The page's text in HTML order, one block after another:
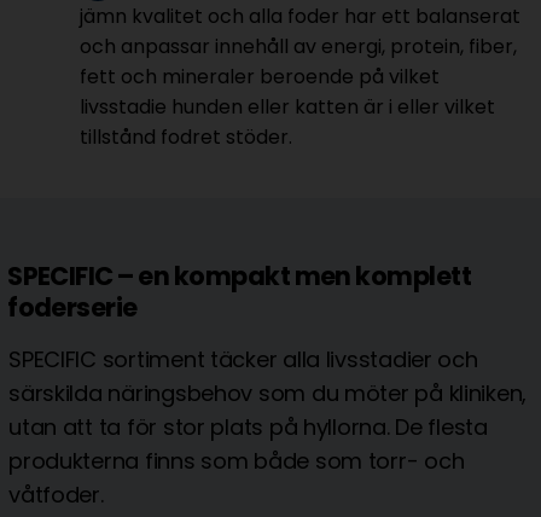
jämn kvalitet och alla foder har ett balanserat
och anpassar innehåll av energi, protein, fiber,
fett och mineraler beroende på vilket
livsstadie hunden eller katten är i eller vilket
tillstånd fodret stöder.
SPECIFIC – en kompakt men komplett
foderserie
SPECIFIC sortiment täcker alla livsstadier och
särskilda näringsbehov som du möter på kliniken,
utan att ta för stor plats på hyllorna. De flesta
produkterna finns som både som torr- och
våtfoder.